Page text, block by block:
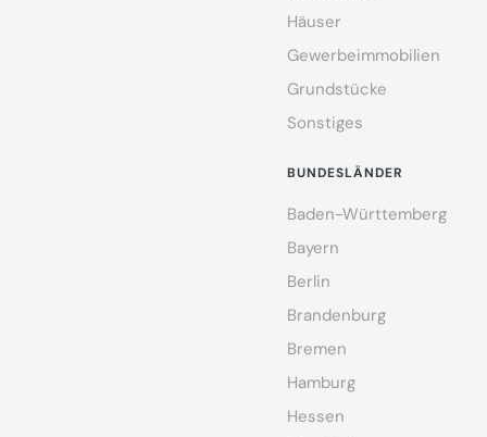
Häuser
Gewerbeimmobilien
Grundstücke
Sonstiges
BUNDESLÄNDER
Baden-Württemberg
Bayern
Berlin
Brandenburg
Bremen
Hamburg
Hessen